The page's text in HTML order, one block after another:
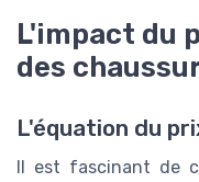
L'impact du
des
L'équation du
Il est fascinant de